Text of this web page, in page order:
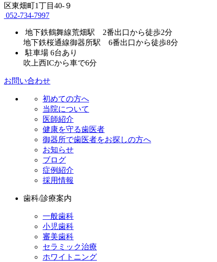
区東畑町1丁目40-９
052-734-7997
地下鉄鶴舞線荒畑駅 2番出口から徒歩2分
地下鉄桜通線御器所駅 6番出口から徒歩8分
駐車場 6台あり
吹上西ICから車で6分
お問い合わせ
初めての方へ
当院について
医師紹介
健康を守る歯医者
御器所で歯医者をお探しの方へ
お知らせ
ブログ
症例紹介
採用情報
歯科/診療案内
一般歯科
小児歯科
審美歯科
セラミック治療
ホワイトニング